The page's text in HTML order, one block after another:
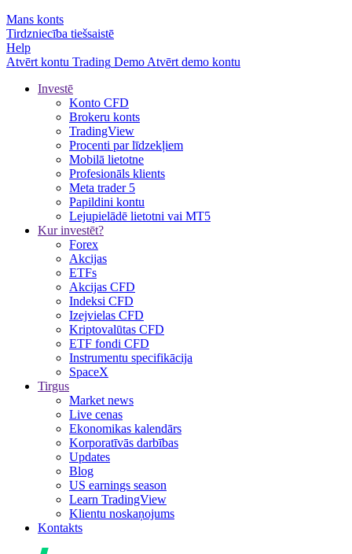
Mans konts
Tirdzniecība tiešsaistē
Help
Atvērt kontu Trading Demo Atvērt demo kontu
Investē
Konto CFD
Brokeru konts
TradingView
Procenti par līdzekļiem
Mobilā lietotne
Profesionāls klients
Meta trader 5
Papildini kontu
Lejupielādē lietotni vai MT5
Kur investēt?
Forex
Akcijas
ETFs
Akcijas CFD
Indeksi CFD
Izejvielas CFD
Kriptovalūtas CFD
ETF fondi CFD
Instrumentu specifikācija
SpaceX
Tirgus
Market news
Live cenas
Ekonomikas kalendārs
Korporatīvās darbības
Updates
Blog
US earnings season
Learn TradingView
Klientu noskaņojums
Kontakts